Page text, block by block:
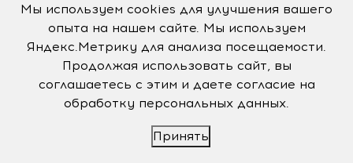
Но понадобится минимум четверть века, чтобы
заполнить образовавшиеся бреши. И то еще под
большим вопросом — решим ли проблему.
А потому, считают люди осведомленные, надо
приглядеться повнимательнее к опыту
вот уже 16 лет руководит депутат
Мы используем cookies для улучшения вашего
опыта на нашем сайте. Мы используем
Яндекс.Метрику для анализа посещаемости.
Продолжая использовать сайт, вы
соглашаетесь с этим и даете согласие на
обработку персональных данных.
Принять